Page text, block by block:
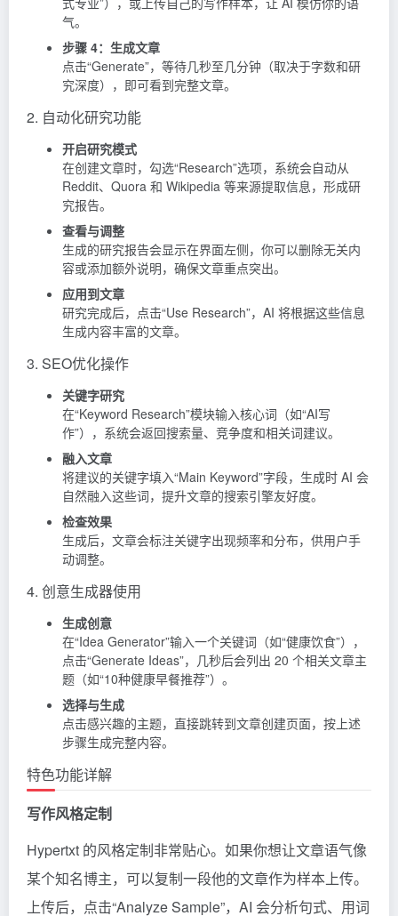
气。
步骤 4：生成文章
点击“Generate”，等待几秒至几分钟（取决于字数和研
究深度），即可看到完整文章。
2. 自动化研究功能
开启研究模式
在创建文章时，勾选“Research”选项，系统会自动从
Reddit、Quora 和 Wikipedia 等来源提取信息，形成研
究报告。
查看与调整
生成的研究报告会显示在界面左侧，你可以删除无关内
容或添加额外说明，确保文章重点突出。
应用到文章
研究完成后，点击“Use Research”，AI 将根据这些信息
生成内容丰富的文章。
3. SEO优化操作
关键字研究
在“Keyword Research”模块输入核心词（如“AI写
作”），系统会返回搜索量、竞争度和相关词建议。
融入文章
将建议的关键字填入“Main Keyword”字段，生成时 AI 会
自然融入这些词，提升文章的搜索引擎友好度。
检查效果
生成后，文章会标注关键字出现频率和分布，供用户手
动调整。
4. 创意生成器使用
生成创意
在“Idea Generator”输入一个关键词（如“健康饮食”），
点击“Generate Ideas”，几秒后会列出 20 个相关文章主
题（如“10种健康早餐推荐”）。
选择与生成
点击感兴趣的主题，直接跳转到文章创建页面，按上述
步骤生成完整内容。
特色功能详解
写作风格定制
Hypertxt 的风格定制非常贴心。如果你想让文章语气像
某个知名博主，可以复制一段他的文章作为样本上传。
上传后，点击“Analyze Sample”，AI 会分析句式、用词